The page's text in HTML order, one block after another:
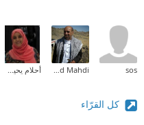
sos
كل القرّاء